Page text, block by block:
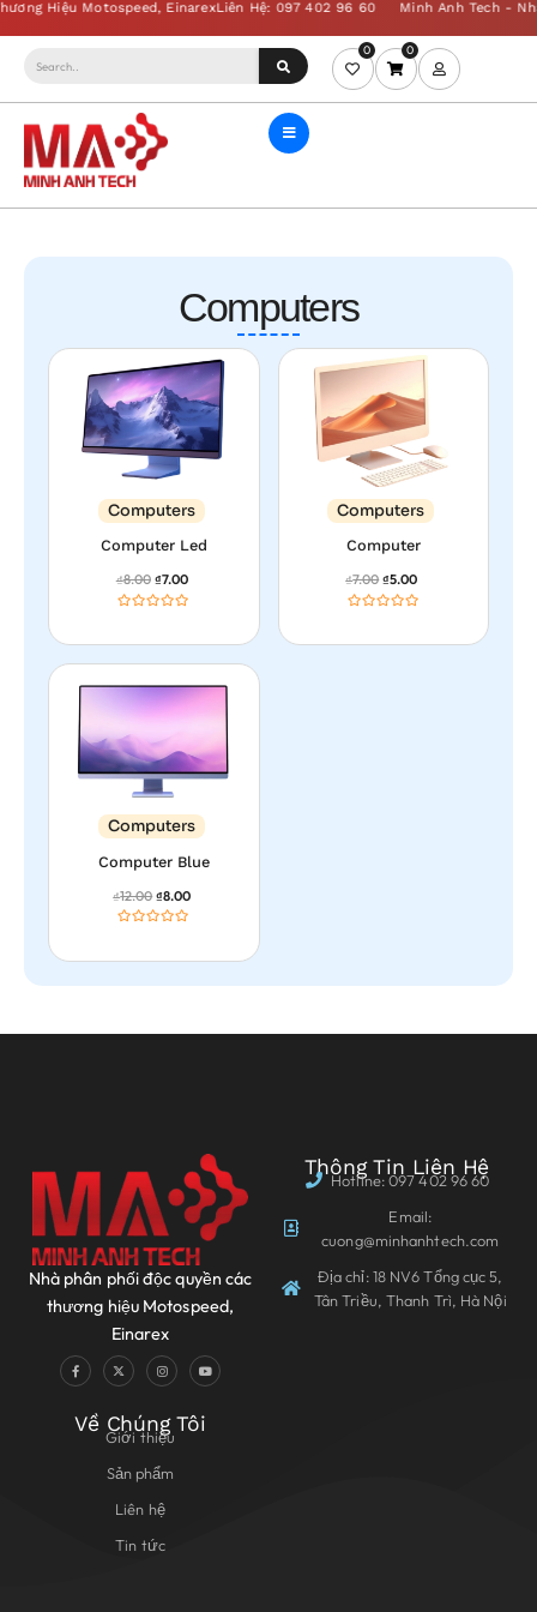
0 0
Computers
Computers
Computer Led
₫8.00 ₫7.00
Computers
Computer
₫7.00 ₫5.00
Computers
Computer Blue
₫12.00 ₫8.00
Nhà phân phối độc quyền các
thương hiệu Motospeed,
Einarex
Thông Tin Liên Hệ
Hotline: 097 402 96 60
Email:
cuong@minhanhtech.com
Địa chỉ: 18 NV6 Tổng cục 5,
Tân Triều, Thanh Trì, Hà Nội
Về Chúng Tôi
Giới thiệu
Sản phẩm
Liên hệ
Tin tức